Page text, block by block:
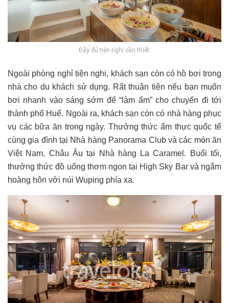
Đầy đủ tiện nghi cần thiết.
Ngoài phòng nghỉ tiện nghi, khách sạn còn có hồ bơi trong
nhà cho du khách sử dụng. Rất thuận tiện nếu bạn muốn
bơi nhanh vào sáng sớm để “làm ấm” cho chuyến đi tới
thành phố Huế. Ngoài ra, khách sạn còn có nhà hàng phục
vụ các bữa ăn trong ngày. Thưởng thức ẩm thực quốc tế
cùng gia đình tại Nhà hàng Panorama Club và các món ăn
Việt Nam, Châu Âu tại Nhà hàng La Caramel. Buổi tối,
thưởng thức đồ uống thơm ngon tại High Sky Bar và ngắm
hoàng hôn với núi Wuping phía xa.